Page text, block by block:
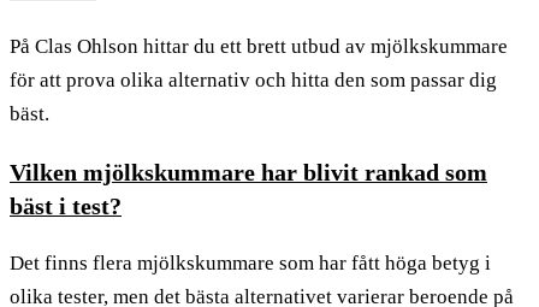
På Clas Ohlson hittar du ett brett utbud av mjölkskummare
för att prova olika alternativ och hitta den som passar dig
bäst.
Vilken mjölkskummare har blivit rankad som
bäst i test?
Det finns flera mjölkskummare som har fått höga betyg i
olika tester, men det bästa alternativet varierar beroende på